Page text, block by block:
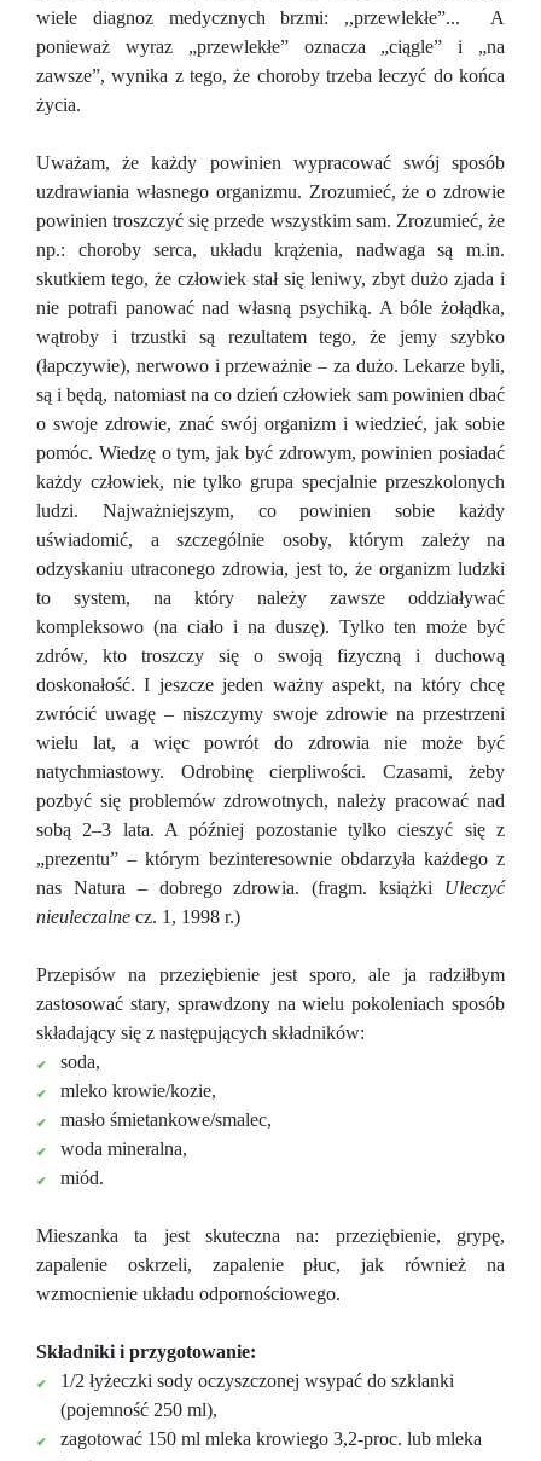
wiele diagnoz medycznych brzmi: ,,przewlekłe”... A
ponieważ wyraz „przewlekłe” oznacza „ciągle” i „na
zawsze”, wynika z tego, że choroby trzeba leczyć do końca
życia.
Uważam, że każdy powinien wypracować swój sposób
uzdrawiania własnego organizmu. Zrozumieć, że o zdrowie
powinien troszczyć się przede wszystkim sam. Zrozumieć, że
np.: choroby serca, układu krążenia, nadwaga są m.in.
skutkiem tego, że człowiek stał się leniwy, zbyt dużo zjada i
nie potrafi panować nad własną psychiką. A bóle żołądka,
wątroby i trzustki są rezultatem tego, że jemy szybko
(łapczywie), nerwowo i przeważnie – za dużo. Lekarze byli,
są i będą, natomiast na co dzień człowiek sam powinien dbać
o swoje zdrowie, znać swój organizm i wiedzieć, jak sobie
pomóc. Wiedzę o tym, jak być zdrowym, powinien posiadać
każdy człowiek, nie tylko grupa specjalnie przeszkolonych
ludzi. Najważniejszym, co powinien sobie każdy
uświadomić, a szczególnie osoby, którym zależy na
odzyskaniu utraconego zdrowia, jest to, że organizm ludzki
to system, na który należy zawsze oddziaływać
kompleksowo (na ciało i na duszę). Tylko ten może być
zdrów, kto troszczy się o swoją fizyczną i duchową
doskonałość. I jeszcze jeden ważny aspekt, na który chcę
zwrócić uwagę – niszczymy swoje zdrowie na przestrzeni
wielu lat, a więc powrót do zdrowia nie może być
natychmiastowy. Odrobinę cierpliwości. Czasami, żeby
pozbyć się problemów zdrowotnych, należy pracować nad
sobą 2–3 lata. A później pozostanie tylko cieszyć się z
„prezentu” – którym bezinteresownie obdarzyła każdego z
nas Natura – dobrego zdrowia. (fragm. książki Uleczyć
nieuleczalne cz. 1, 1998 r.)
Przepisów na przeziębienie jest sporo, ale ja radziłbym
zastosować stary, sprawdzony na wielu pokoleniach sposób
składający się z następujących składników:
soda,
mleko krowie/kozie,
masło śmietankowe/smalec,
woda mineralna,
miód.
Mieszanka ta jest skuteczna na: przeziębienie, grypę,
zapalenie oskrzeli, zapalenie płuc, jak również na
wzmocnienie układu odpornościowego.
Składniki i przygotowanie:
1/2 łyżeczki sody oczyszczonej wsypać do szklanki
(pojemność 250 ml),
zagotować 150 ml mleka krowiego 3,2-proc. lub mleka